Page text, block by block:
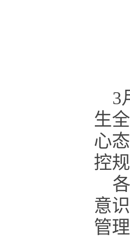
3
生
心
控
意
管